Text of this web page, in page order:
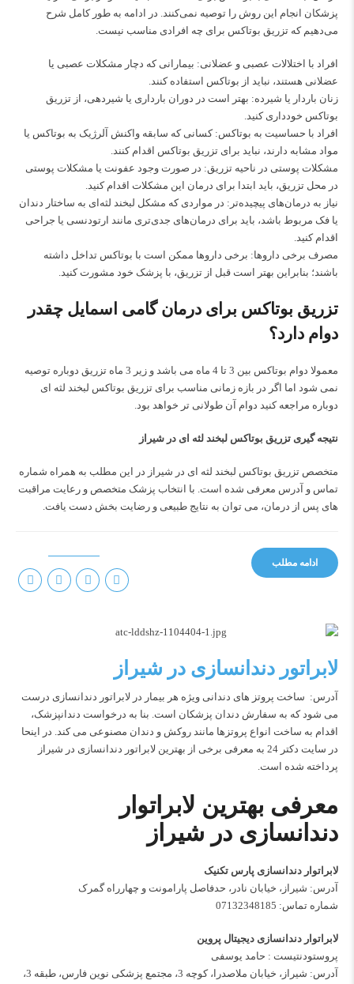
پزشکان انجام این روش را توصیه نمی‌کنند. در ادامه به طور کامل شرح
می‌دهیم که تزریق بوتاکس برای چه افرادی مناسب نیست.
افراد با اختلالات عصبی و عضلانی: بیمارانی که دچار مشکلات عصبی یا
عضلانی هستند، نباید از بوتاکس استفاده کنند.
زنان باردار یا شیرده: بهتر است در دوران بارداری یا شیردهی، از تزریق
بوتاکس خودداری کنید.
افراد با حساسیت به بوتاکس: کسانی که سابقه واکنش آلرژیک به بوتاکس یا
مواد مشابه دارند، نباید برای تزریق بوتاکس اقدام کنند.
مشکلات پوستی در ناحیه تزریق: در صورت وجود عفونت یا مشکلات پوستی
در محل تزریق، باید ابتدا برای درمان این مشکلات اقدام کنید.
نیاز به درمان‌های پیچیده‌تر: در مواردی که مشکل لبخند لثه‌ای به ساختار دندان
یا فک مربوط باشد، باید برای درمان‌های جدی‌تری مانند ارتودنسی یا جراحی
اقدام کنید.
مصرف برخی داروها: برخی داروها ممکن است با بوتاکس تداخل داشته
باشند؛ بنابراین بهتر است قبل از تزریق، با پزشک خود مشورت کنید.
تزریق بوتاکس برای درمان گامی اسمایل چقدر
دوام دارد؟
معمولا دوام بوتاکس بین 3 تا 4 ماه می باشد و زیر 3 ماه تزریق دوباره توصیه
نمی شود اما اگر در بازه زمانی مناسب برای تزریق بوتاکس لبخند لثه ای
دوباره مراجعه کنید دوام آن طولانی تر خواهد بود.
نتیجه گیری تزریق بوتاکس لبخند لثه ای در شیراز
متخصص تزریق بوتاکس لبخند لثه ای در شیراز در این مطلب به همراه شماره
تماس و آدرس معرفی شده است. با انتخاب پزشک متخصص و رعایت مراقبت‌
های پس از درمان، می‌ توان به نتایج طبیعی و رضایت‌ بخش دست یافت.
ادامه مطلب
لابراتور دندانسازی در شیراز
آدرس: ساخت پروتز های دندانی ویژه هر بیمار در لابراتور دندانسازی درست
می شود که به سفارش دندان پزشکان است. بنا به درخواست دندانپزشک،
اقدام به ساخت انواع پروتزها مانند روکش و دندان مصنوعی می کند. در اینحا
در سایت دکتر 24 به معرفی برخی از بهترین لابراتور دندانسازی در شیراز
پرداخته شده است.
معرفی بهترین لابراتوار
دندانسازی در شیراز
لابراتوار دندانسازی پارس تکنیک
آدرس: شیراز، خیابان نادر، حدفاصل پارامونت و چهارراه گمرک
شماره تماس: 07132348185
لابراتوار دندانسازی دیجیتال پروین
پروستودنتیست : حامد یوسفی
آدرس: شیراز، خیابان ملاصدرا، کوچه 3، مجتمع پزشکی نوین فارس، طبقه 3،